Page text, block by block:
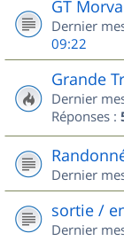
GT
Dernier
09:22
Grande
Dernier
Réponses :
Dernier
sortie /
Dernier